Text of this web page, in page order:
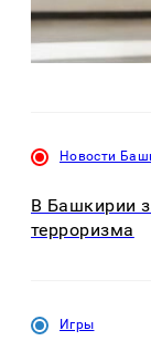
Новости
В Башкирии
терроризма
Игры